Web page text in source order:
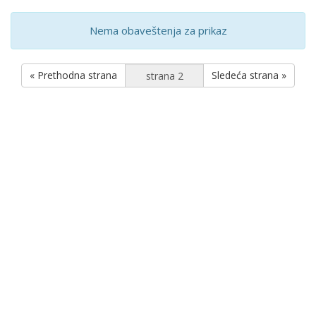
Nema obaveštenja za prikaz
« Prethodna strana Sledeća strana »